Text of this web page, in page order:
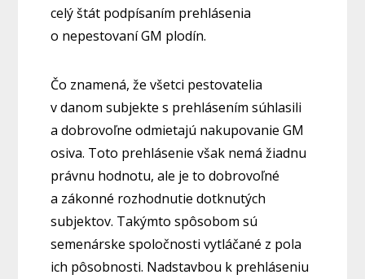
celý štát podpísaním prehlásenia
o nepestovaní GM plodín.
Čo znamená, že všetci pestovatelia
v danom subjekte s prehlásením súhlasili
a dobrovoľne odmietajú nakupovanie GM
osiva. Toto prehlásenie však nemá žiadnu
právnu hodnotu, ale je to dobrovoľné
a zákonné rozhodnutie dotknutých
subjektov. Takýmto spôsobom sú
semenárske spoločnosti vytláčané z pola
ich pôsobnosti. Nadstavbou k prehláseniu